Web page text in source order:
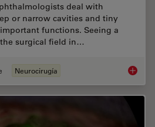
deal with
or narrow cavities and tiny
functions. Seeing a
the surgical field in…
Neurocirugía A